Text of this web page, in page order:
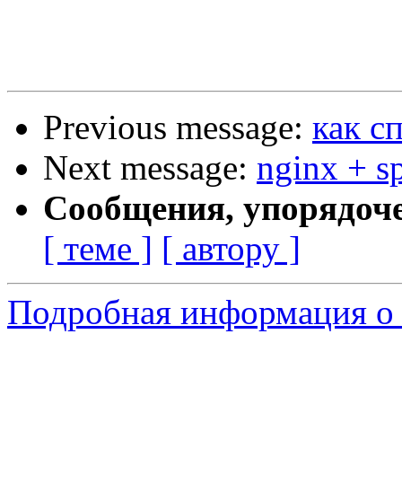
Previous message: как
Next message: nginx +
Сообщения,
[ теме ] [ автору ]
Подробная информация